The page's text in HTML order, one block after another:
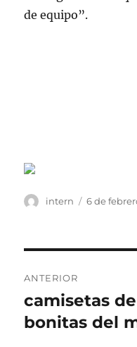
de equipo”.
Autor
intern
Publicado
6 de
de
entradas
ANTERIOR
Entrada
anterior:
camisetas
bonitas del